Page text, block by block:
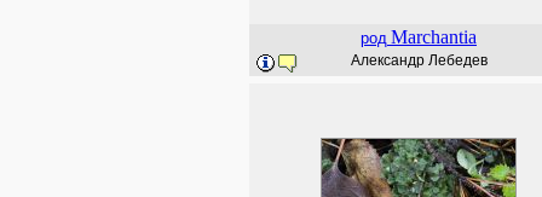
род Marchantia
Александр Лебедев